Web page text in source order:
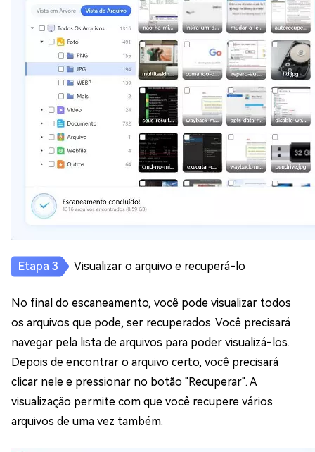
Visualizar o arquivo e recuperá-lo
No final do escaneamento, você pode visualizar todos
os arquivos que pode, ser recuperados. Você precisará
navegar pela lista de arquivos para poder visualizá-los.
Depois de encontrar o arquivo certo, você precisará
clicar nele e pressionar no botão "Recuperar". A
visualização permite com que você recupere vários
arquivos de uma vez também.